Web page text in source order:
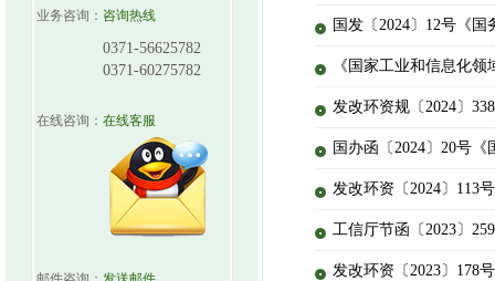
业务咨询： 咨询热线
0371-56625782
0371-60275782
在线咨询： 在线客服
国发〔2024〕12号《国
《国家工业和信息化领
发改环资规〔2024〕
国办函〔2024〕20号
发改环资〔2024〕113
工信厅节函〔2023〕
发改环资〔2023〕178